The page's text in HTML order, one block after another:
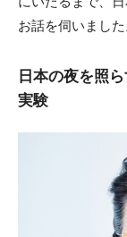
お話を伺いました
日本の夜を照
実験